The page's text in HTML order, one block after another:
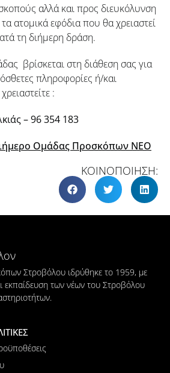
αλλά και προς διευκόλυνση
ατομικά εφόδια που θα χρειαστεί
τη διήμερη δράση.
βρίσκεται στη διάθεση σας για
πληροφορίες ή/και
:
– 96 354 183
Ομάδας Προσκόπων ΝΕΟ
ΚΟΙΝΟΠΟΙΗΣΗ:
Στροβόλου ιδρύθηκε το 1959, με
εκπαίδευση των νέων του Στροβόλου